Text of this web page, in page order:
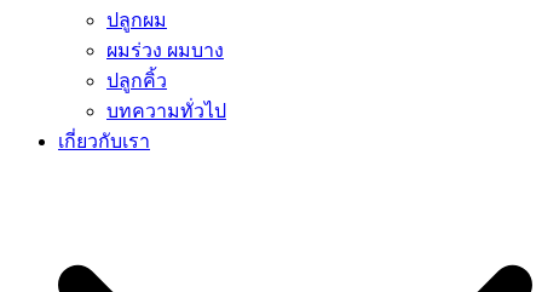
ปลูกผม
ผมร่วง ผมบาง
ปลูกคิ้ว
บทความทั่วไป
เกี่ยวกับเรา